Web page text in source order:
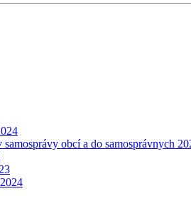
obcí a do samosprávnych